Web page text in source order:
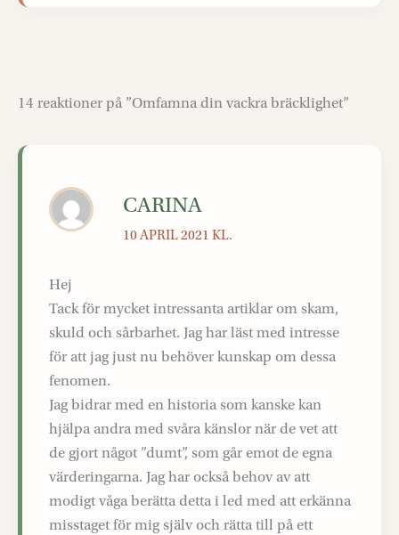
14 reaktioner på ”Omfamna din vackra bräcklighet”
CARINA
10 APRIL 2021 KL.
Hej
Tack för mycket intressanta artiklar om skam,
skuld och sårbarhet. Jag har läst med intresse
för att jag just nu behöver kunskap om dessa
fenomen.
Jag bidrar med en historia som kanske kan
hjälpa andra med svåra känslor när de vet att
de gjort något ”dumt”, som går emot de egna
värderingarna. Jag har också behov av att
modigt våga berätta detta i led med att erkänna
misstaget för mig själv och rätta till på ett